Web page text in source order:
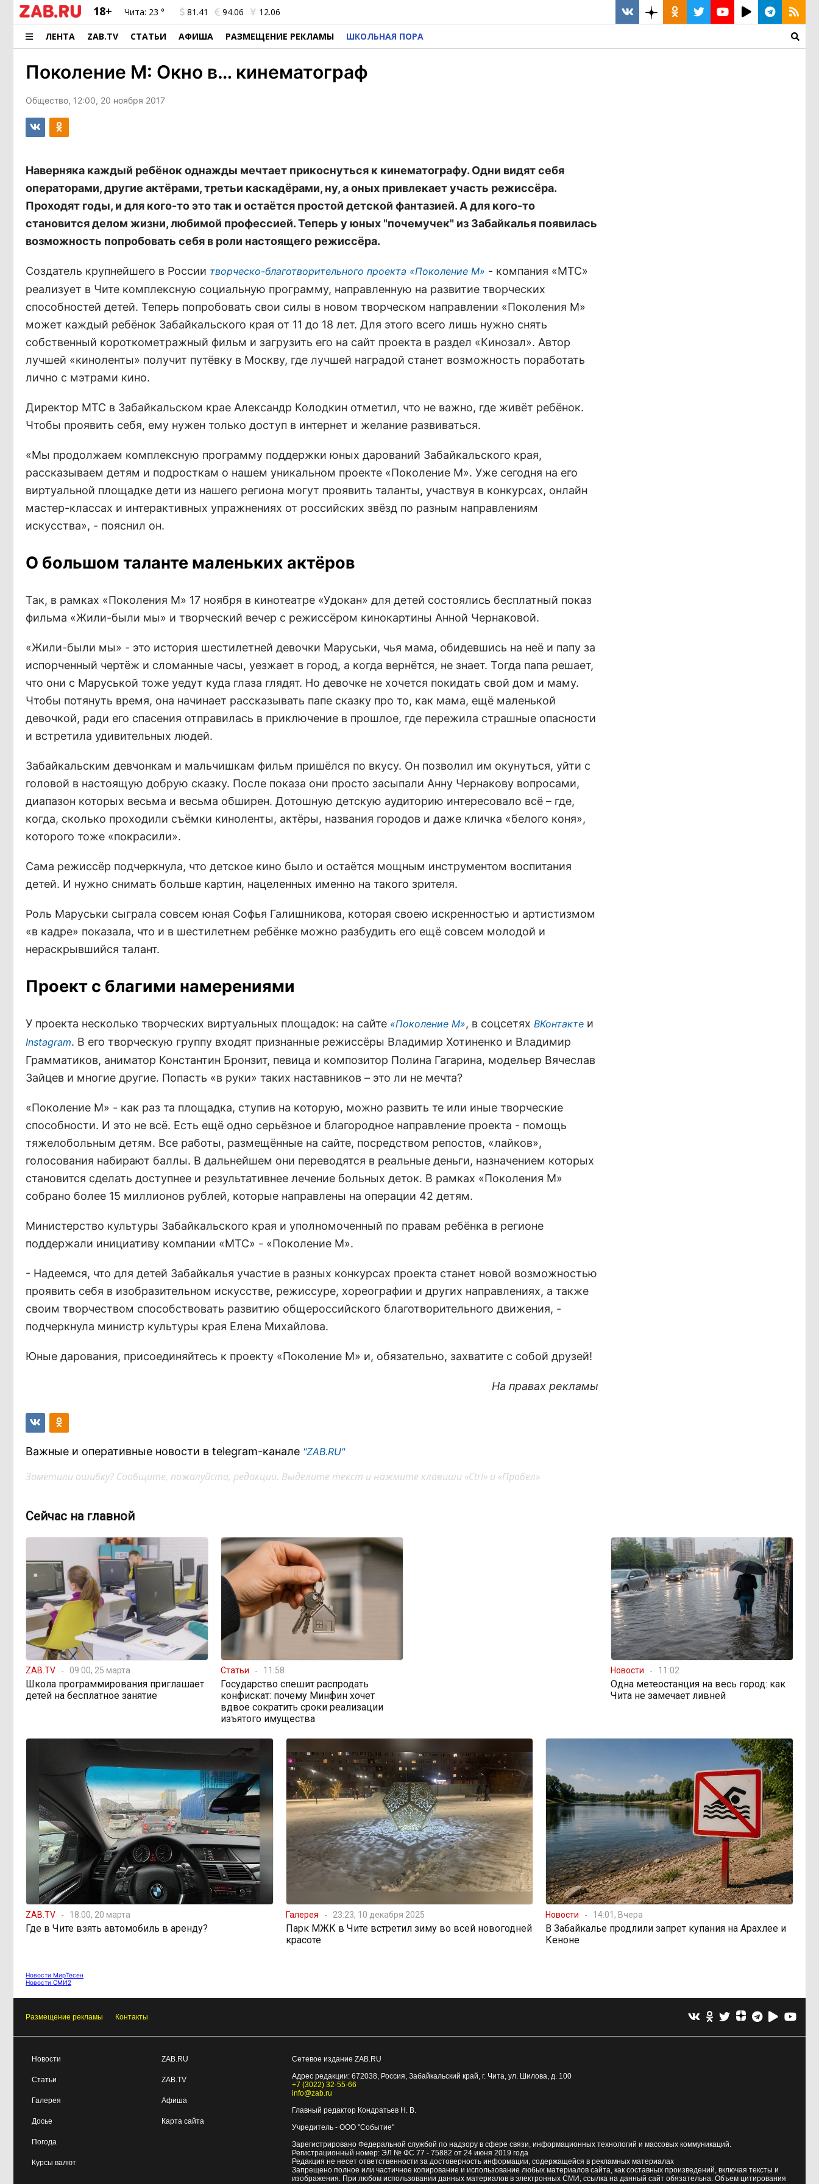
18+ Чита: 23 ° 81.41 94.06 12.06
ЛЕНТА ZAB.TV СТАТЬИ АФИША РАЗМЕЩЕНИЕ РЕКЛАМЫ ШКОЛЬНАЯ ПОРА
Поколение М: Окно в… кинематограф
Общество, 12:00, 20 ноября 2017
Наверняка каждый ребёнок однажды мечтает прикоснуться к кинематографу. Одни видят себя
операторами, другие актёрами, третьи каскадёрами, ну, а оных привлекает участь режиссёра.
Проходят годы, и для кого-то это так и остаётся простой детской фантазией. А для кого-то
становится делом жизни, любимой профессией. Теперь у юных "почемучек" из Забайкалья появилась
возможность попробовать себя в роли настоящего режиссёра.
Создатель крупнейшего в России творческо-благотворительного проекта «Поколение М» - компания «МТС»
реализует в Чите комплексную социальную программу, направленную на развитие творческих
способностей детей. Теперь попробовать свои силы в новом творческом направлении «Поколения М»
может каждый ребёнок Забайкальского края от 11 до 18 лет. Для этого всего лишь нужно снять
собственный короткометражный фильм и загрузить его на сайт проекта в раздел «Кинозал». Автор
лучшей «киноленты» получит путёвку в Москву, где лучшей наградой станет возможность поработать
лично с мэтрами кино.
Директор МТС в Забайкальском крае Александр Колодкин отметил, что не важно, где живёт ребёнок.
Чтобы проявить себя, ему нужен только доступ в интернет и желание развиваться.
«Мы продолжаем комплексную программу поддержки юных дарований Забайкальского края,
рассказываем детям и подросткам о нашем уникальном проекте «Поколение М». Уже сегодня на его
виртуальной площадке дети из нашего региона могут проявить таланты, участвуя в конкурсах, онлайн
мастер-классах и интерактивных упражнениях от российских звёзд по разным направлениям
искусства», - пояснил он.
О большом таланте маленьких актёров
Так, в рамках «Поколения М» 17 ноября в кинотеатре «Удокан» для детей состоялись бесплатный показ
фильма «Жили-были мы» и творческий вечер с режиссёром кинокартины Анной Чернаковой.
«Жили-были мы» - это история шестилетней девочки Маруськи, чья мама, обидевшись на неё и папу за
испорченный чертёж и сломанные часы, уезжает в город, а когда вернётся, не знает. Тогда папа решает,
что они с Маруськой тоже уедут куда глаза глядят. Но девочке не хочется покидать свой дом и маму.
Чтобы потянуть время, она начинает рассказывать папе сказку про то, как мама, ещё маленькой
девочкой, ради его спасения отправилась в приключение в прошлое, где пережила страшные опасности
и встретила удивительных людей.
Забайкальским девчонкам и мальчишкам фильм пришёлся по вкусу. Он позволил им окунуться, уйти с
головой в настоящую добрую сказку. После показа они просто засыпали Анну Чернакову вопросами,
диапазон которых весьма и весьма обширен. Дотошную детскую аудиторию интересовало всё – где,
когда, сколько проходили съёмки киноленты, актёры, названия городов и даже кличка «белого коня»,
которого тоже «покрасили».
Сама режиссёр подчеркнула, что детское кино было и остаётся мощным инструментом воспитания
детей. И нужно снимать больше картин, нацеленных именно на такого зрителя.
Роль Маруськи сыграла совсем юная Софья Галишникова, которая своею искренностью и артистизмом
«в кадре» показала, что и в шестилетнем ребёнке можно разбудить его ещё совсем молодой и
нераскрывшийся талант.
Проект с благими намерениями
У проекта несколько творческих виртуальных площадок: на сайте «Поколение М», в соцсетях ВКонтакте и
Instagram. В его творческую группу входят признанные режиссёры Владимир Хотиненко и Владимир
Грамматиков, аниматор Константин Бронзит, певица и композитор Полина Гагарина, модельер Вячеслав
Зайцев и многие другие. Попасть «в руки» таких наставников – это ли не мечта?
«Поколение М» - как раз та площадка, ступив на которую, можно развить те или иные творческие
способности. И это не всё. Есть ещё одно серьёзное и благородное направление проекта - помощь
тяжелобольным детям. Все работы, размещённые на сайте, посредством репостов, «лайков»,
голосования набирают баллы. В дальнейшем они переводятся в реальные деньги, назначением которых
становится сделать доступнее и результативнее лечение больных деток. В рамках «Поколения М»
собрано более 15 миллионов рублей, которые направлены на операции 42 детям.
Министерство культуры Забайкальского края и уполномоченный по правам ребёнка в регионе
поддержали инициативу компании «МТС» - «Поколение М».
- Надеемся, что для детей Забайкалья участие в разных конкурсах проекта станет новой возможностью
проявить себя в изобразительном искусстве, режиссуре, хореографии и других направлениях, а также
своим творчеством способствовать развитию общероссийского благотворительного движения, -
подчеркнула министр культуры края Елена Михайлова.
Юные дарования, присоединяйтесь к проекту «Поколение М» и, обязательно, захватите с собой друзей!
На правах рекламы
Важные и оперативные новости в telegram-канале "ZAB.RU"
Заметили ошибку? Сообщите, пожалуйста, редакции. Выделите текст и нажмите клавиши «Ctrl» и «Пробел»
Сейчас на главной
ZAB.TV 09:00, 25 марта
Школа программирования приглашает
детей на бесплатное занятие
Статьи 11:58
Государство спешит распродать
конфискат: почему Минфин хочет
вдвое сократить сроки реализации
изъятого имущества
Новости 11:02
Одна метеостанция на весь город: как
Чита не замечает ливней
ZAB.TV 18:00, 20 марта
Где в Чите взять автомобиль в аренду?
Галерея 23:23, 10 декабря 2025
Парк МЖК в Чите встретил зиму во всей новогодней
красоте
Новости 14:01, Вчера
В Забайкалье продлили запрет купания на Арахлее и
Кеноне
Новости МирТесен
Новости СМИ2
Размещение рекламы Контакты
Новости
Статьи
Галерея
Досье
Погода
Курсы валют
ZAB.RU
ZAB.TV
Афиша
Карта сайта
Сетевое издание ZAB.RU
Адрес редакции: 672038, Россия, Забайкальский край, г. Чита, ул. Шилова, д. 100
+7 (3022) 32-55-66
info@zab.ru
Главный редактор Кондратьев Н. В.
Учредитель - ООО "Событие"
Зарегистрировано Федеральной службой по надзору в сфере связи, информационных технологий и массовых коммуникаций.
Регистрационный номер: ЭЛ № ФС 77 - 75882 от 24 июня 2019 года
Редакция не несет ответственности за достоверность информации, содержащейся в рекламных материалах
Запрещено полное или частичное копирование и использование любых материалов сайта, как составных произведений, включая тексты и
изображения. При любом использовании данных материалов в электронных СМИ, ссылка на данный сайт обязательна. Объем цитирования